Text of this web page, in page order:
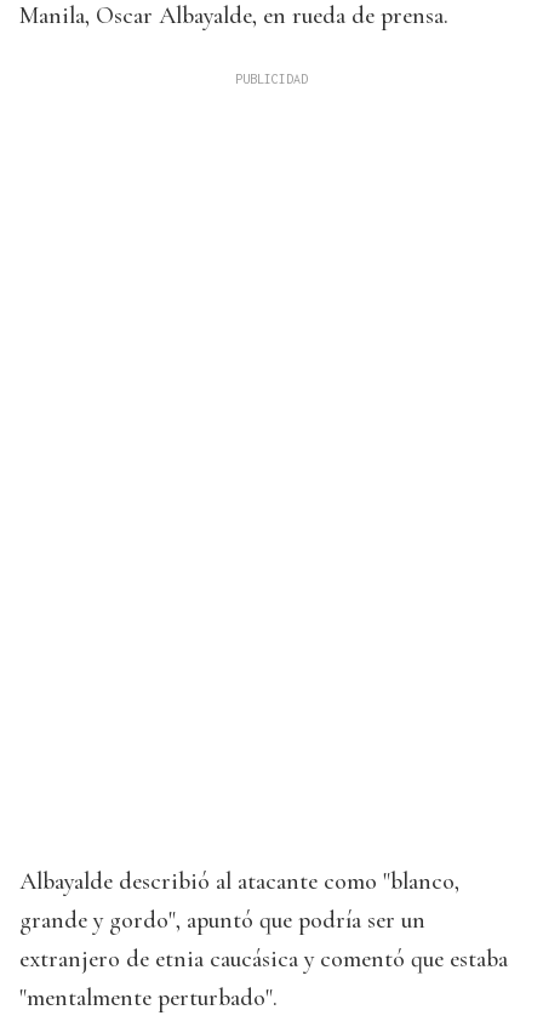
Manila, Oscar Albayalde, en rueda de prensa.
Albayalde describió al atacante como "blanco,
grande y gordo", apuntó que podría ser un
extranjero de etnia caucásica y comentó que estaba
"mentalmente perturbado".